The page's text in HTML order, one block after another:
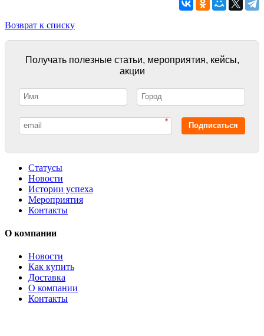
Возврат к списку
Получать полезные статьи, мероприятия, кейсы,
акции
* Подписаться
Статусы
Новости
Истории успеха
Мероприятия
Контакты
О компании
Новости
Как купить
Доставка
О компании
Контакты